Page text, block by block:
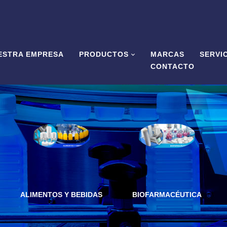
EMPRESA PRODUCTOS MARCAS
CONTACTO
ALIMENTOS Y BEBIDAS BIOFARMACÉUTICA